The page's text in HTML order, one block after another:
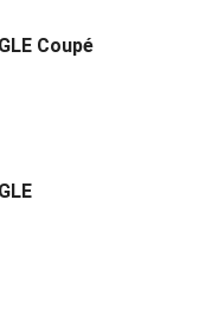
Coupé